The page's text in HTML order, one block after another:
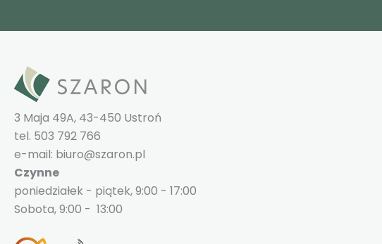
3 Maja 49A, 43-450 Ustroń
tel. 503 792 766
e-mail: biuro@szaron.pl
Czynne
poniedziałek - piątek, 9:00 - 17:00
Sobota, 9:00 - 13:00